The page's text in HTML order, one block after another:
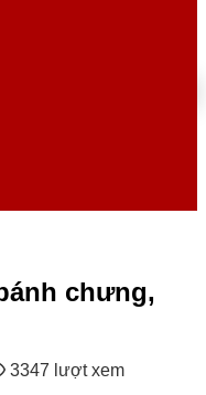
chưng,
3347 lượt xem